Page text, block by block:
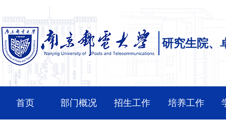
研究生院、
首页 部门概况 招生工作 培养工作